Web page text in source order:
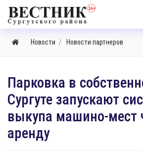
Новости Новости партнеров
Парковка в
Сургуте запускают
выкупа машино-мест
аренду